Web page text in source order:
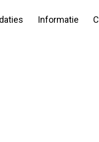
Informatie